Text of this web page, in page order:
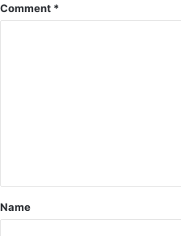
ग
वा
से
पृ
Comment *
Name